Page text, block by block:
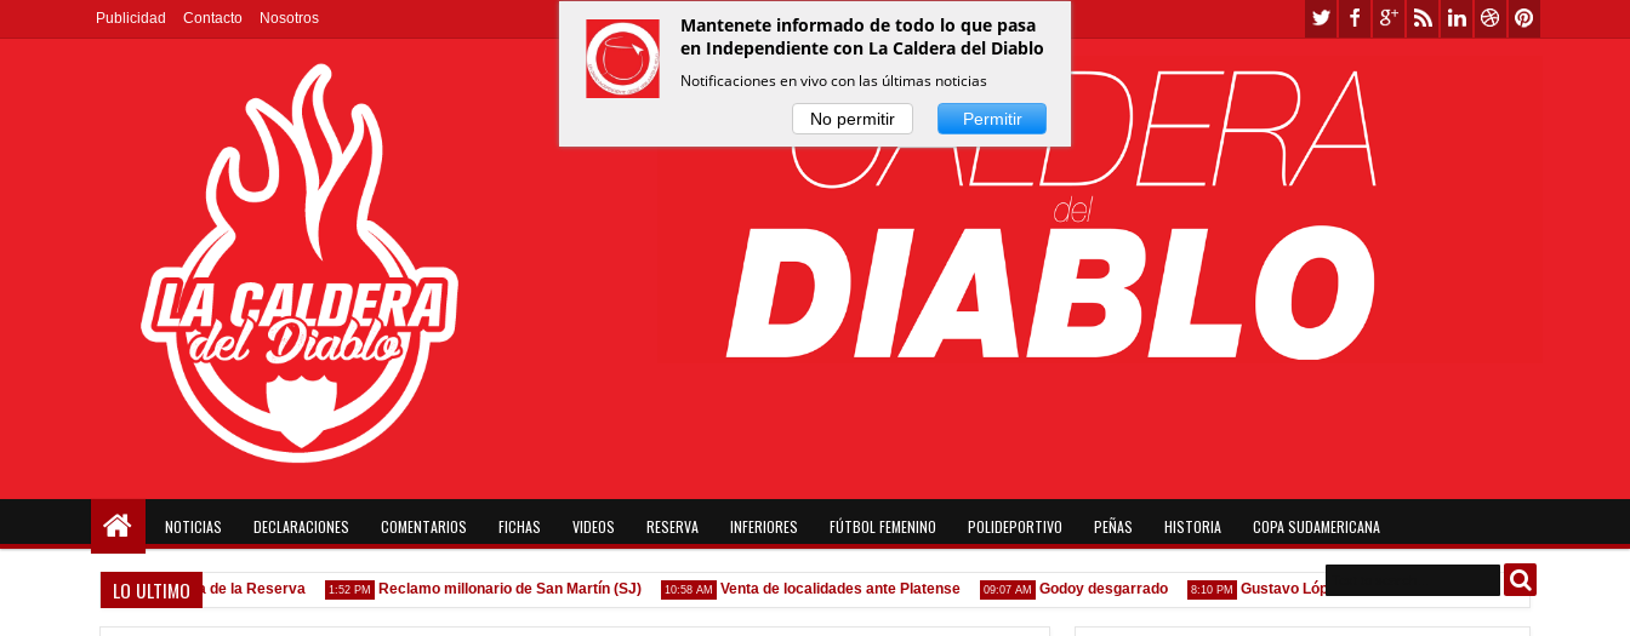
Publicidad Contacto Nosotros
NOTICIAS DECLARACIONES COMENTARIOS FICHAS VIDEOS RESERVA INFERIORES FÚTBOL FEMENINO POLIDEPORTIVO PEÑAS HISTORIA COPA SUDAMERICANA
LO ULTIMO
Goleada histórica de la Reserva 1:52 PM Reclamo millonario de San Martín (SJ) 10:58 AM Venta de localidades ante Platense 09:07 AM Godoy desgarrado 8:10 PM Gustavo López: "La diferencia entre Vélez e Independiente
Mantenete informado de todo lo que pasa
en Independiente con La Caldera del Diablo
Notificaciones en vivo con las últimas noticias
No permitir Permitir